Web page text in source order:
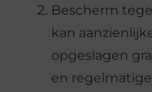
Bescherm
kan
opgeslagen
en